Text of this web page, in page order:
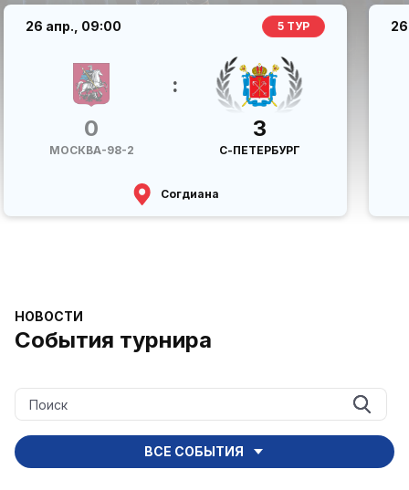
26 апр., 09:00 5 ТУР
0
МОСКВА-98-2
:
3
С-ПЕТЕРБУРГ
Согдиана
НОВОСТИ
События турнира
ВСЕ СОБЫТИЯ